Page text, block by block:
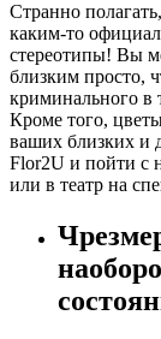
Странно
каким-то
стереотипы! Вы
близким просто,
криминального в
Кроме того,
ваших близких и
Flor2U и пойти с
или в театр на